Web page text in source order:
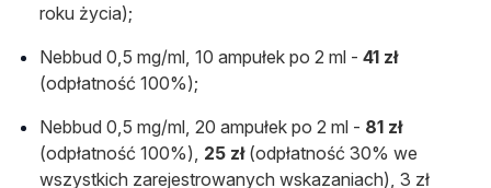
roku życia);
Nebbud 0,5 mg/ml, 10 ampułek po 2 ml - 41 zł
(odpłatność 100%);
Nebbud 0,5 mg/ml, 20 ampułek po 2 ml - 81 zł
(odpłatność 100%), 25 zł(odpłatność 30% we
wszystkich zarejestrowanych wskazaniach), 3 zł